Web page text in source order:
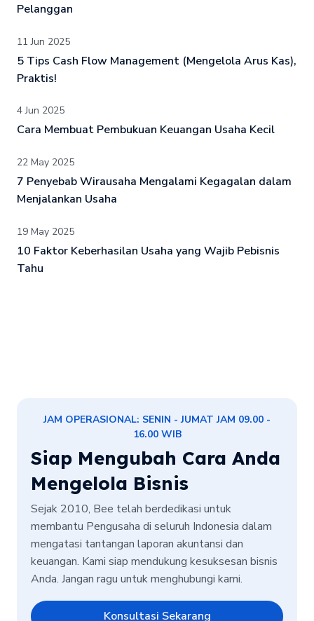
Pelanggan
11 Jun 2025
5 Tips Cash Flow Management (Mengelola Arus Kas),
Praktis!
4 Jun 2025
Cara Membuat Pembukuan Keuangan Usaha Kecil
22 May 2025
7 Penyebab Wirausaha Mengalami Kegagalan dalam
Menjalankan Usaha
19 May 2025
10 Faktor Keberhasilan Usaha yang Wajib Pebisnis
Tahu
JAM OPERASIONAL: SENIN - JUMAT JAM 09.00 -
16.00 WIB
Siap Mengubah Cara Anda
Mengelola Bisnis
Sejak 2010, Bee telah berdedikasi untuk
membantu Pengusaha di seluruh Indonesia dalam
mengatasi tantangan laporan akuntansi dan
keuangan. Kami siap mendukung kesuksesan bisnis
Anda. Jangan ragu untuk menghubungi kami.
Konsultasi Sekarang